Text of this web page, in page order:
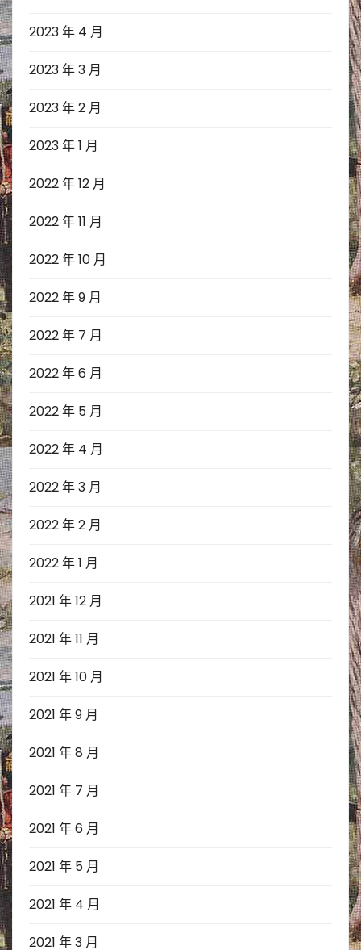
2023 年 4 月
2023 年 3 月
2023 年 2 月
2023 年 1 月
2022 年 12 月
2022 年 11 月
2022 年 10 月
2022 年 9 月
2022 年 7 月
2022 年 6 月
2022 年 5 月
2022 年 4 月
2022 年 3 月
2022 年 2 月
2022 年 1 月
2021 年 12 月
2021 年 11 月
2021 年 10 月
2021 年 9 月
2021 年 8 月
2021 年 7 月
2021 年 6 月
2021 年 5 月
2021 年 4 月
2021 年 3 月